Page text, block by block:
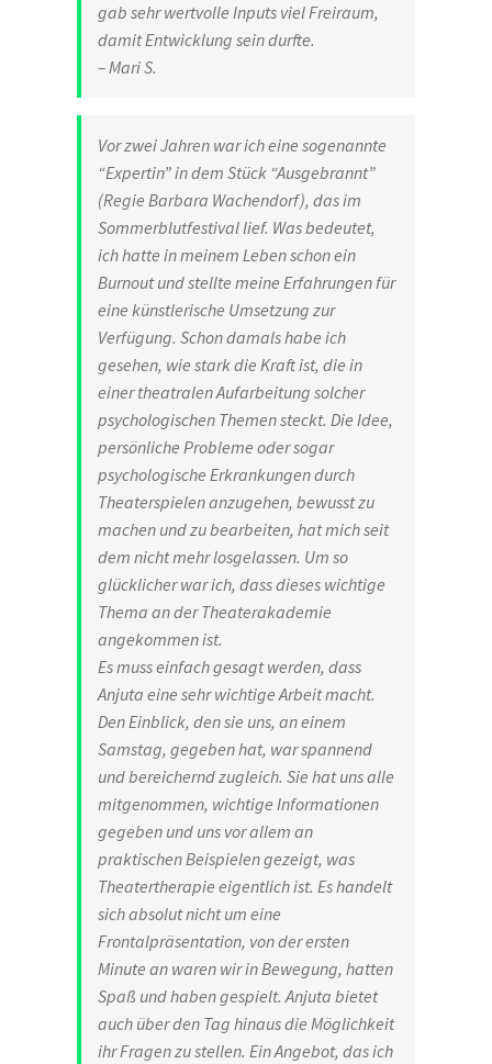
gab sehr wertvolle Inputs viel Freiraum,
damit Entwicklung sein durfte.
– Mari S.
Vor zwei Jahren war ich eine sogenannte
“Expertin” in dem Stück “Ausgebrannt”
(Regie Barbara Wachendorf), das im
Sommerblutfestival lief. Was bedeutet,
ich hatte in meinem Leben schon ein
Burnout und stellte meine Erfahrungen für
eine künstlerische Umsetzung zur
Verfügung. Schon damals habe ich
gesehen, wie stark die Kraft ist, die in
einer theatralen Aufarbeitung solcher
psychologischen Themen steckt. Die Idee,
persönliche Probleme oder sogar
psychologische Erkrankungen durch
Theaterspielen anzugehen, bewusst zu
machen und zu bearbeiten, hat mich seit
dem nicht mehr losgelassen. Um so
glücklicher war ich, dass dieses wichtige
Thema an der Theaterakademie
angekommen ist.
Es muss einfach gesagt werden, dass
Anjuta eine sehr wichtige Arbeit macht.
Den Einblick, den sie uns, an einem
Samstag, gegeben hat, war spannend
und bereichernd zugleich. Sie hat uns alle
mitgenommen, wichtige Informationen
gegeben und uns vor allem an
praktischen Beispielen gezeigt, was
Theatertherapie eigentlich ist. Es handelt
sich absolut nicht um eine
Frontalpräsentation, von der ersten
Minute an waren wir in Bewegung, hatten
Spaß und haben gespielt. Anjuta bietet
auch über den Tag hinaus die Möglichkeit
ihr Fragen zu stellen. Ein Angebot, das ich